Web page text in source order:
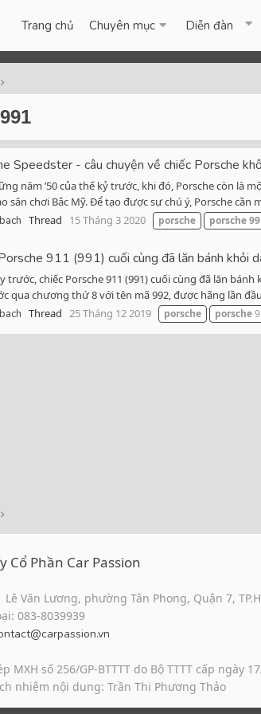
Trang chủ Chuyên mục Diễn đàn
Speedster - câu chuyện về chiếc Porsche
năm ’50 của thế kỷ trước, khi đó, Porsche còn là
sân chơi Bắc Mỹ. Để tạo được sự chú ý, Porsche
Thread 15 Tháng 3 2020 porsche porsche
911 (991) cuối cùng đã lăn bánh khỏi
trước, chiếc Porsche 911 (991) cuối cùng đã lăn
qua chương thứ 8 với tên mã 992, được hãng lần
Thread 25 Tháng 12 2019 porsche porsche
Cổ Phần Car Passion
Lê Văn Lương, phường Tân Phong, Quận 7,
083-8039939
MXH số 256/GP-BTTTT do Bộ TTTT cấp ngày
nhiệm nội dung: Trần Thị Phương Thảo